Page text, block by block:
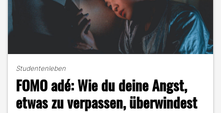
Studentenleben
FOMO adé: Wie du deine Angst,
etwas zu verpassen, überwindest